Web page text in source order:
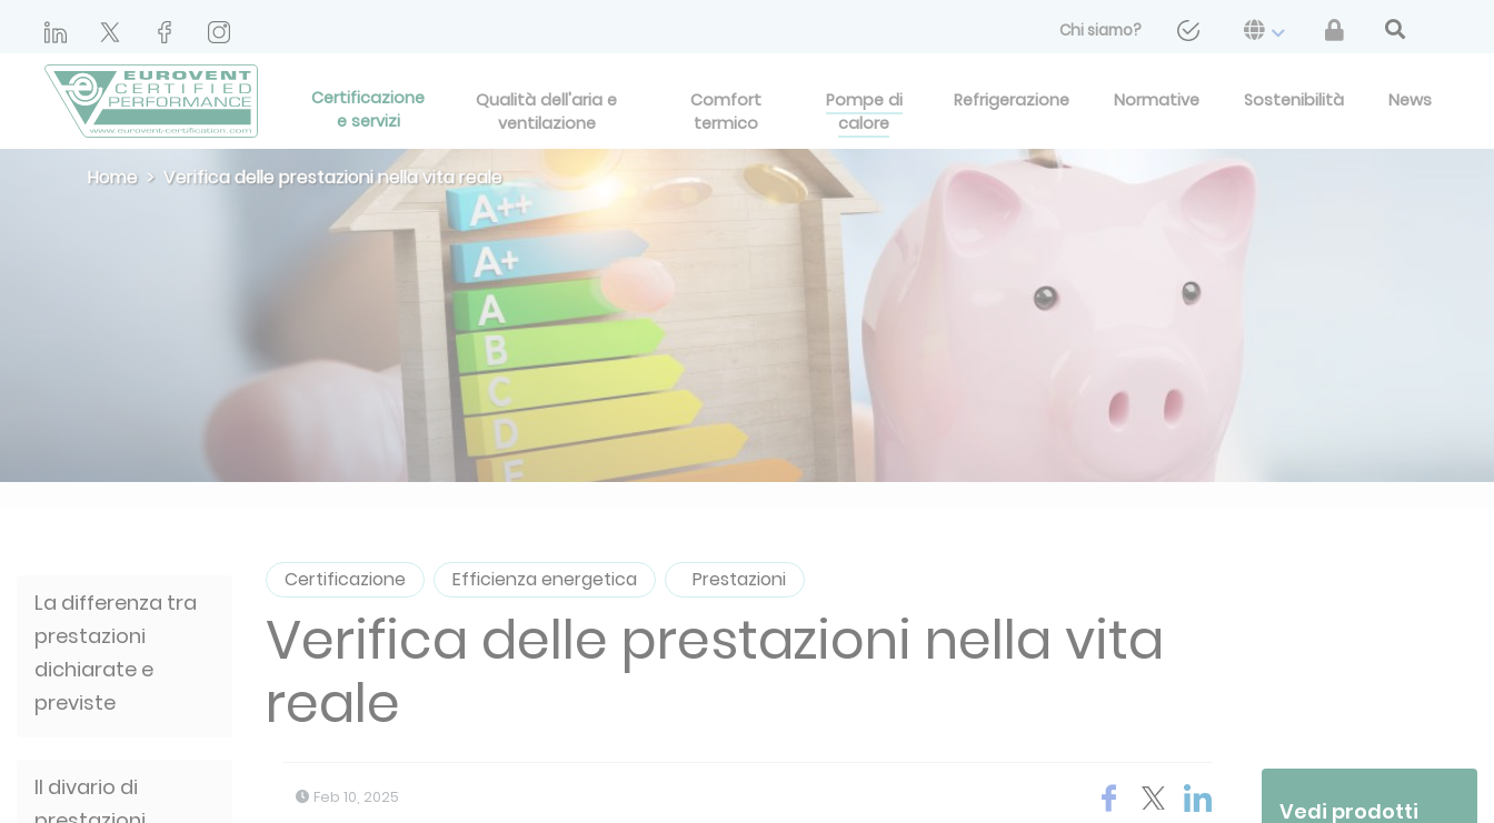
Chi siamo?
Certificazione
e servizi
Qualità dell'aria e
ventilazione
Comfort
termico
Pompe di
calore
Refrigerazione Normative Sostenibilità News
Home Verifica delle prestazioni nella vita reale
La differenza tra
prestazioni
dichiarate e
previste
Il divario di
Certificazione Efficienza energetica Prestazioni
Verifica delle prestazioni nella vita
reale
Feb 10, 2025
Vedi prodotti